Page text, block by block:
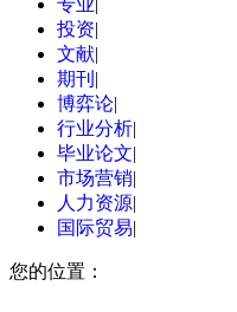
专业|
投资|
文献|
期刊 |
博弈论|
行业分析|
毕业论文|
市场营销|
人力资源|
国际贸易|
您的位置：